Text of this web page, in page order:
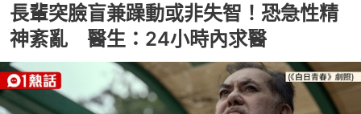
長輩突臉盲兼躁動或非失智！恐急性精
神紊亂 醫生：24小時內求醫